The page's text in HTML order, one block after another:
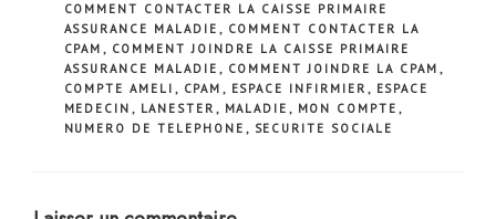
COMMENT CONTACTER LA CAISSE PRIMAIRE
ASSURANCE MALADIE , COMMENT CONTACTER LA
CPAM , COMMENT JOINDRE LA CAISSE PRIMAIRE
ASSURANCE MALADIE , COMMENT JOINDRE LA CPAM ,
COMPTE AMELI , CPAM , ESPACE INFIRMIER , ESPACE
MEDECIN , LANESTER , MALADIE , MON COMPTE ,
NUMERO DE TELEPHONE , SECURITE SOCIALE